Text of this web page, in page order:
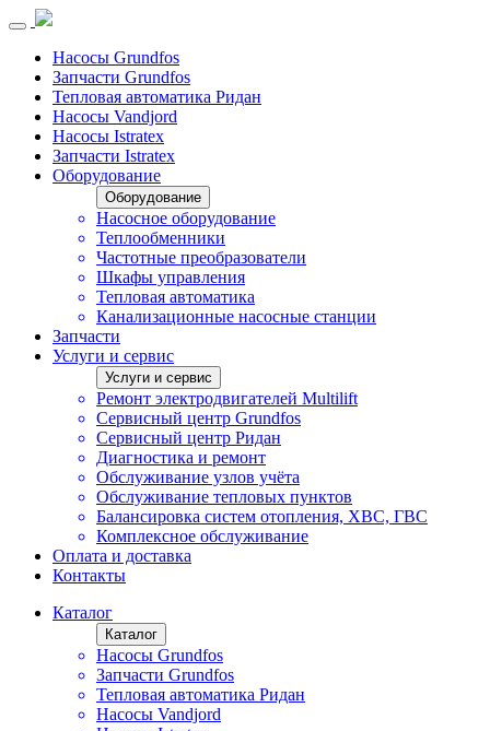
Насосы Grundfos
Запчасти Grundfos
Тепловая автоматика Ридан
Насосы Vandjord
Насосы Istratex
Запчасти Istratex
Оборудование
Оборудование
Насосное оборудование
Теплообменники
Частотные преобразователи
Шкафы управления
Тепловая автоматика
Канализационные насосные станции
Запчасти
Услуги и сервис
Услуги и сервис
Ремонт электродвигателей Multilift
Сервисный центр Grundfos
Сервисный центр Ридан
Диагностика и ремонт
Обслуживание узлов учёта
Обслуживание тепловых пунктов
Балансировка систем отопления, ХВС, ГВС
Комплексное обслуживание
Оплата и доставка
Контакты
Каталог
Каталог
Насосы Grundfos
Запчасти Grundfos
Тепловая автоматика Ридан
Насосы Vandjord